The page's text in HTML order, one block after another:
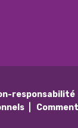
responsabilité